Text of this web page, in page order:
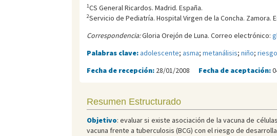
1CS General Ricardos. Madrid. España.
2Servicio de Pediatría. Hospital Virgen de la Concha. Zamora.
Correspondencia:Gloria Orejón de Luna. Correo electrónico:
Palabras clave:adolescente; asma; metanálisis; niño; riesgo
Fecha de recepción: 28/01/2008 Fecha de aceptación:
Resumen Estructurado
Objetivo: evaluar si existe asociación de la vacuna de
vacuna frente a tuberculosis (BCG) con el riesgo de